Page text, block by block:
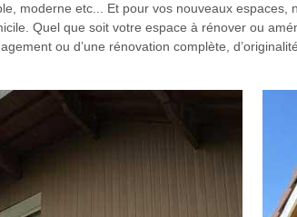
moderne etc... Et pour vos nouveaux
Quel que soit votre espace à rénover ou
ou d’une rénovation complète,